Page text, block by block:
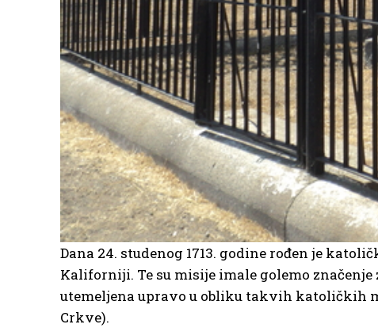
Dana 24. studenog 1713. godine rođen je
Kaliforniji. Te su misije imale golemo
utemeljena upravo u obliku takvih katoličkih
Crkve).